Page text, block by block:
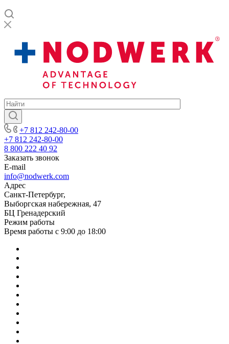
+7 812 242-80-00
+7 812 242-80-00
8 800 222 40 92
Заказать звонок
E-mail
info@nodwerk.com
Адрес
Санкт-Петербург,
Выборгская набережная, 47
БЦ Гренадерский
Режим работы
Время работы с 9:00 до 18:00